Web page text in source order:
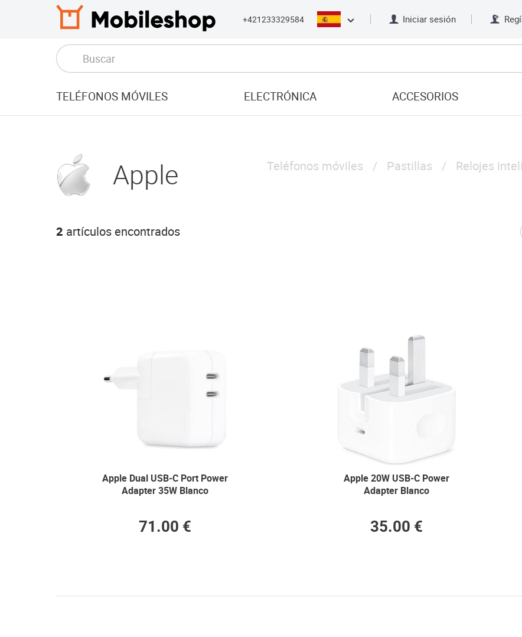
+421233329584 Iniciar sesión
TELÉFONOS MÓVILES ELECTRÓNICA ACCESORIOS
Apple Teléfonos móviles Pastillas Relojes
2 artículos encontrados
Apple Dual USB-C Port Power
Adapter 35W Blanco
71.00 €
Apple 20W USB-C Power
Adapter Blanco
35.00 €